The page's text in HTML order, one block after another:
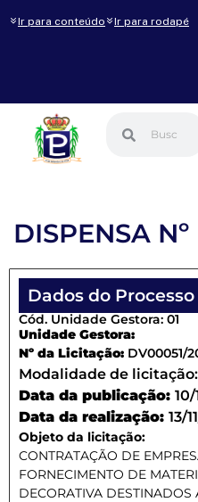
Ir para conteúdo Ir para rodapé
DISPENSA
Dados do Processo
Cód. Unidade Gestora: 01
Unidade Gestora:
Nº da Licitação: DV00051/
Modalidade de licitação:
Data da publicação: 10/
Data da realização: 13/
Objeto da licitação:
CONTRATAÇÃO DE
FORNECIMENTO DE
DECORATIVA DESTINADOS